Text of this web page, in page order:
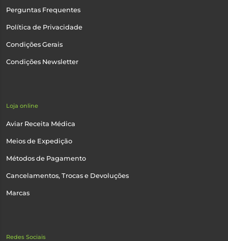
Perguntas Frequentes
Política de Privacidade
Condições Gerais
Condições Newsletter
Loja online
Aviar Receita Médica
Meios de Expedição
Métodos de Pagamento
Cancelamentos, Trocas e Devoluções
Marcas
Redes Sociais